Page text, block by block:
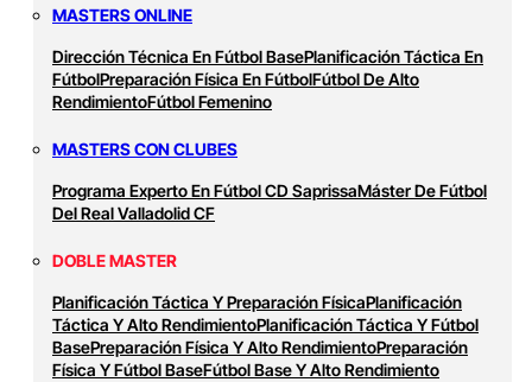
MASTERS ONLINE
Dirección Técnica En Fútbol BasePlanificación Táctica En
FútbolPreparación Física En FútbolFútbol De Alto
RendimientoFútbol Femenino
MASTERS CON CLUBES
Programa Experto En Fútbol CD SaprissaMáster De Fútbol
Del Real Valladolid CF
DOBLE MASTER
Planificación Táctica Y Preparación FísicaPlanificación
Táctica Y Alto RendimientoPlanificación Táctica Y Fútbol
BasePreparación Física Y Alto RendimientoPreparación
Física Y Fútbol BaseFútbol Base Y Alto Rendimiento